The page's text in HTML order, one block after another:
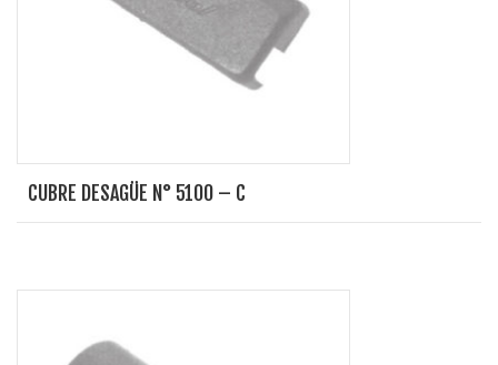
CUBRE DESAGÜE N° 5100 – C